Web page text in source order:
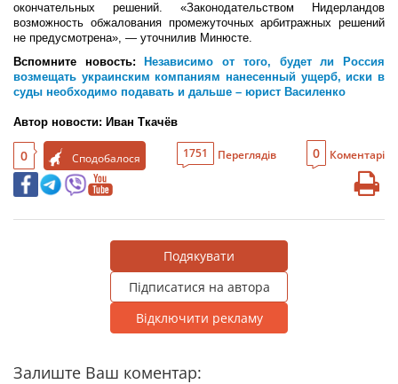
окончательных решений. «Законодательством Нидерландов
возможность обжалования промежуточных арбитражных решений
не предусмотрена», — уточнилив Минюсте.
Вспомните новость:
Независимо от того, будет ли Россия
возмещать украинским компаниям нанесенный ущерб, иски в
суды необходимо подавать и дальше – юрист Василенко
Автор новости: Иван Ткачёв
0 Сподобалося 1751 Переглядів 0 Коментарі
Подякувати
Підписатися на автора
Відключити рекламу
Залиште Ваш коментар: